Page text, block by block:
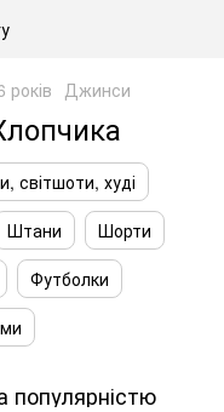
Джинси
світшоти, худі
Штани
Шорти
Футболки
популярністю